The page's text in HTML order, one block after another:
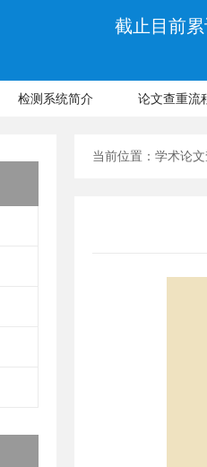
截止目前
检测系统简介 论文查重流
当前位置： 学术论